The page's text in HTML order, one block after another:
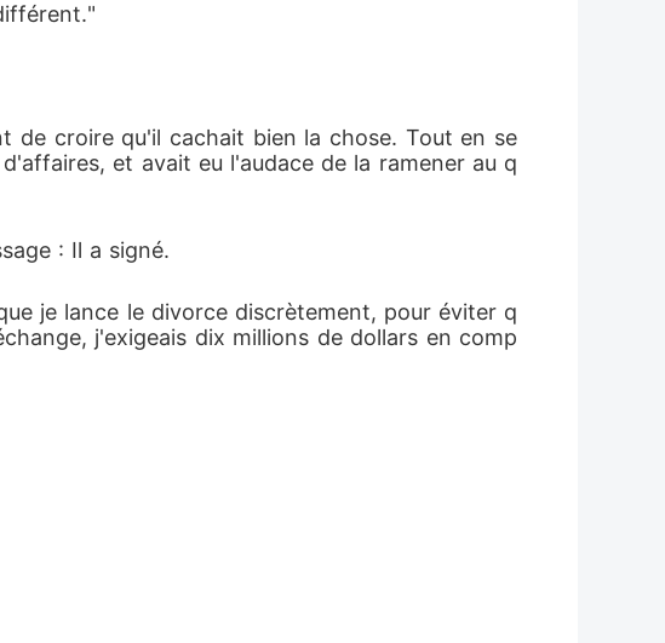
de croire qu'il cachait bien la chose. Tout en se
et avait eu l'audace de la ramener au q
: Il a signé.
je lance le divorce discrètement, pour éviter q
j'exigeais dix millions de dollars en comp